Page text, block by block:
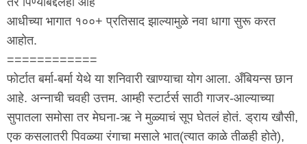
आधीच्या भागात १००+ प्रतिसाद झाल्यामुळे नवा धागा सुरू करत
आहोत.
============
फोर्टात बर्मा-बर्मा येथे या शनिवारी खाण्याचा योग आला. अँबियन्स छान
आहे. अन्नाची चवही उत्तम. आम्ही स्टार्टर्स साठी गाजर-आल्याच्या
सुपातला समोसा तर मेघना-ऋ ने मुळ्याचं सूप घेतलं होतं. ड्राय खौसी,
एक कसलातरी पिवळ्या रंगाचा मसाले भात(त्यात काळे तीळही होते),